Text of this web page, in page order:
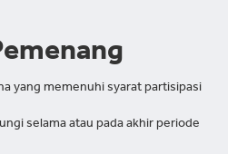
yang memenuhi syarat partisipasi
selama atau pada akhir periode